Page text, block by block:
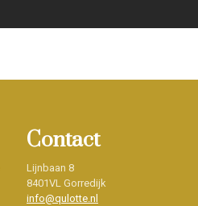
Contact
Lijnbaan 8
8401VL Gorredijk
info@qulotte.nl